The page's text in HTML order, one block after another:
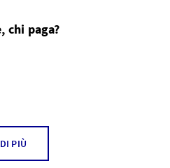
chi paga?
DI PIÙ